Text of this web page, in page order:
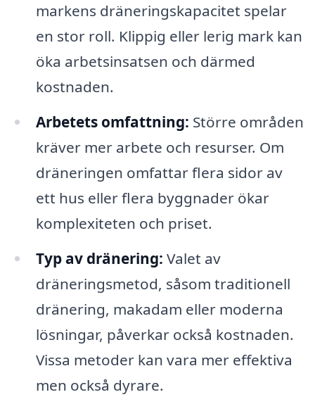
markens dräneringskapacitet spelar
en stor roll. Klippig eller lerig mark kan
öka arbetsinsatsen och därmed
kostnaden.
Arbetets omfattning: Större områden
kräver mer arbete och resurser. Om
dräneringen omfattar flera sidor av
ett hus eller flera byggnader ökar
komplexiteten och priset.
Typ av dränering: Valet av
dräneringsmetod, såsom traditionell
dränering, makadam eller moderna
lösningar, påverkar också kostnaden.
Vissa metoder kan vara mer effektiva
men också dyrare.